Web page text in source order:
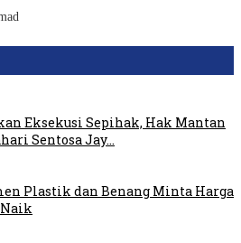
Eksekusi Sepihak, Hak Mantan
Sentosa Jay…
Plastik dan Benang Minta Harga